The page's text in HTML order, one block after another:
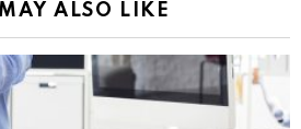
ALSO LIKE